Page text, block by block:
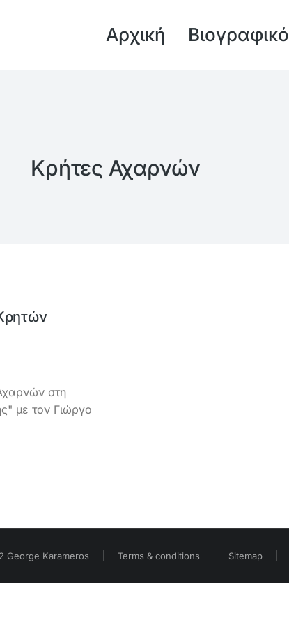
Αρχική Βιογραφικό
Κρήτες Αχαρνών
στη
με τον Γιώργο
George Karameros Terms & conditions Sitemap